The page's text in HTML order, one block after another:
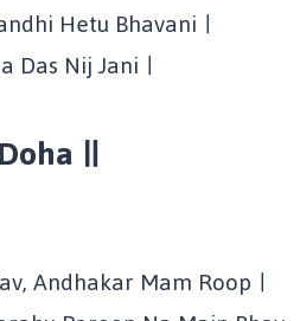
Hetu Bhavani ।
Das Nij Jani ।
॥
Andhakar Mam Roop ।